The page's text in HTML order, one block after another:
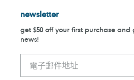
newsletter
get $50 off your first purchase
news!